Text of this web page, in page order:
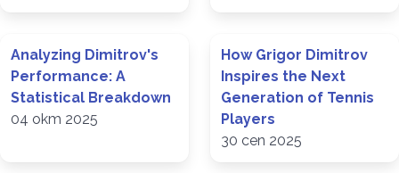
Analyzing Dimitrov's
Performance: A
Statistical Breakdown
04 окт 2025
How Grigor Dimitrov
Inspires the Next
Generation of Tennis
Players
30 сеп 2025